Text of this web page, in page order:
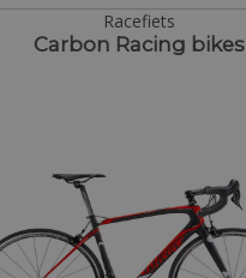
Racefiets
Carbon Racing bikes